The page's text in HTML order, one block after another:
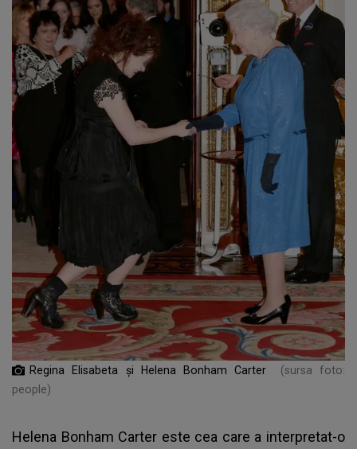
Regina Elisabeta și Helena Bonham Carter
(sursa foto:
people)
Helena Bonham Carter este cea care a interpretat-o